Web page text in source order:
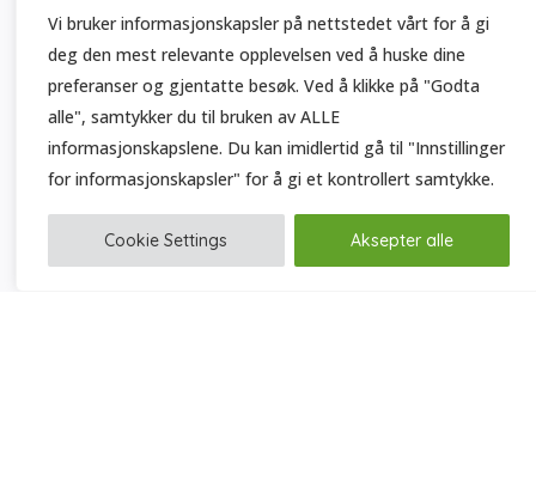
Vi bruker informasjonskapsler på nettstedet vårt for å gi
deg den mest relevante opplevelsen ved å huske dine
preferanser og gjentatte besøk. Ved å klikke på "Godta
alle", samtykker du til bruken av ALLE
informasjonskapslene. Du kan imidlertid gå til "Innstillinger
for informasjonskapsler" for å gi et kontrollert samtykke.
Cookie Settings Aksepter alle